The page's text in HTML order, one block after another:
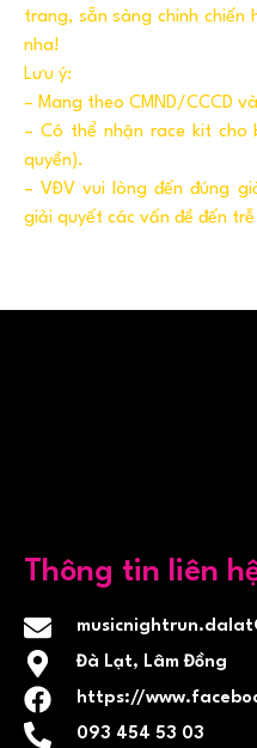
trang, sẵn sàng chinh chiến
nha!
Lưu ý:
– Mang theo CMND/CCCD
– Có thể nhận race kit
quyền).
– VĐV vui lòng đến đúng
giải quyết các vấn đề đến trễ
Thông tin liên
Đà Lạt, Lâm Đồng
https://
093 454 53 03